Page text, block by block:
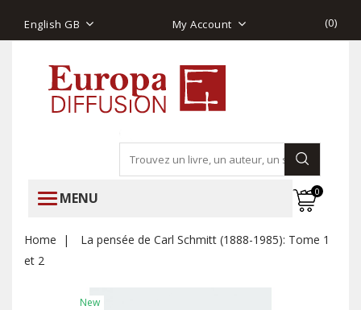
English GB My Account (0)
MENU 0
Home
La pensée de Carl Schmitt (1888-1985): Tome 1
et 2
New